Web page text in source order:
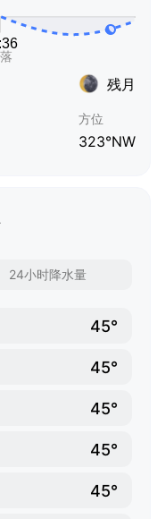
残月
方位
323°NW
24小时降水量
45°
45°
45°
45°
45°